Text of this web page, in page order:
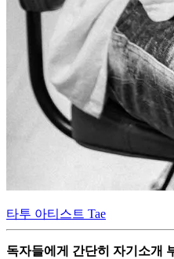
타투 아티스트 Tae
독자들에게 간단히 자기소개